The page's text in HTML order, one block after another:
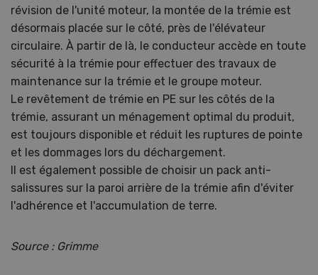
révision de l'unité moteur, la montée de la trémie est
désormais placée sur le côté, près de l'élévateur
circulaire. À partir de là, le conducteur accède en toute
sécurité à la trémie pour effectuer des travaux de
maintenance sur la trémie et le groupe moteur.
Le revêtement de trémie en PE sur les côtés de la
trémie, assurant un ménagement optimal du produit,
est toujours disponible et réduit les ruptures de pointe
et les dommages lors du déchargement.
Il est également possible de choisir un pack anti-
salissures sur la paroi arrière de la trémie afin d'éviter
l'adhérence et l'accumulation de terre.
Source : Grimme